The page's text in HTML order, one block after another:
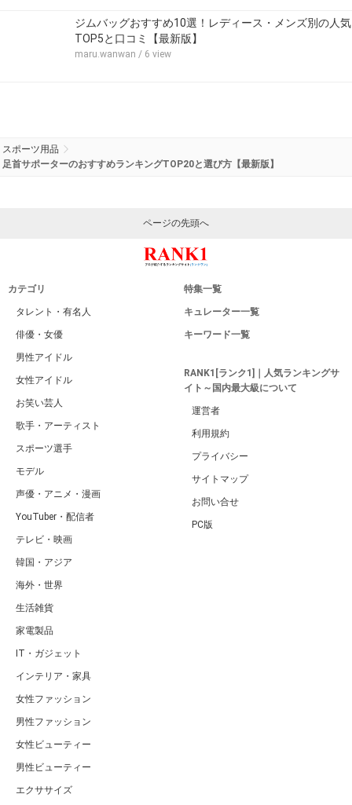
ジムバッグおすすめ10選！レディース・メンズ別の人気
TOP5と口コミ【最新版】
maru.wanwan / 6 view
スポーツ用品
足首サポーターのおすすめランキングTOP20と選び方【最新版】
ページの先頭へ
カテゴリ
タレント・有名人
俳優・女優
男性アイドル
女性アイドル
お笑い芸人
歌手・アーティスト
スポーツ選手
モデル
声優・アニメ・漫画
YouTuber・配信者
テレビ・映画
韓国・アジア
海外・世界
生活雑貨
家電製品
IT・ガジェット
インテリア・家具
女性ファッション
男性ファッション
女性ビューティー
男性ビューティー
エクササイズ
特集一覧
キュレーター一覧
キーワード一覧
RANK1[ランク1]｜人気ランキングサ
イト～国内最大級について
運営者
利用規約
プライバシー
サイトマップ
お問い合せ
PC版